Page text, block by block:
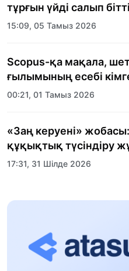
тұрғын үйді салып бітті
15:09, 05 Тамыз 2026
Scopus-қа мақала,
ғылымының есебі
00:21, 01 Тамыз 2026
«Заң керуені»
құқықтық түсіндіру
17:31, 31 Шілде 2026
Халықаралық
13:13, 30 Шілде 2026